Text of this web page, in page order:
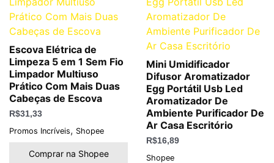
Escova Elétrica de
Limpeza 5 em 1 Sem Fio
Limpador Multiuso
Prático Com Mais Duas
Cabeças de Escova
R$31,33
Promos Incríveis, Shopee
Comprar na Shopee
Mini Umidificador
Difusor Aromatizador
Egg Portátil Usb Led
Aromatizador De
Ambiente Purificador De
Ar Casa Escritório
R$16,89
Shopee